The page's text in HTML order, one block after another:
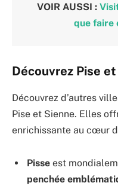
VOIR AUSSI :
que faire
Découvrez Pise
Découvrez d’autres
Pise et Sienne. Elles
enrichissante au cœur
Pisse est
penchée